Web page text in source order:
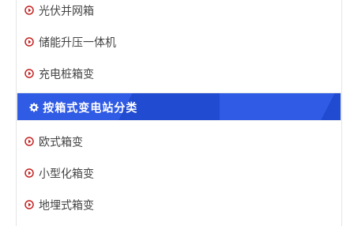
光伏并网箱
储能升压一体机
充电桩箱变
按箱式变电站分类
欧式箱变
小型化箱变
地埋式箱变